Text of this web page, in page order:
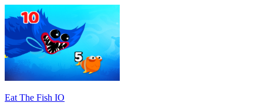
Eat The Fish IO